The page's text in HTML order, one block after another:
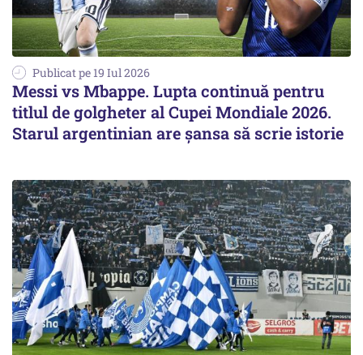
Publicat pe 19 Iul 2026
Messi vs Mbappe. Lupta continuă pentru
titlul de golgheter al Cupei Mondiale 2026.
Starul argentinian are șansa să scrie istorie